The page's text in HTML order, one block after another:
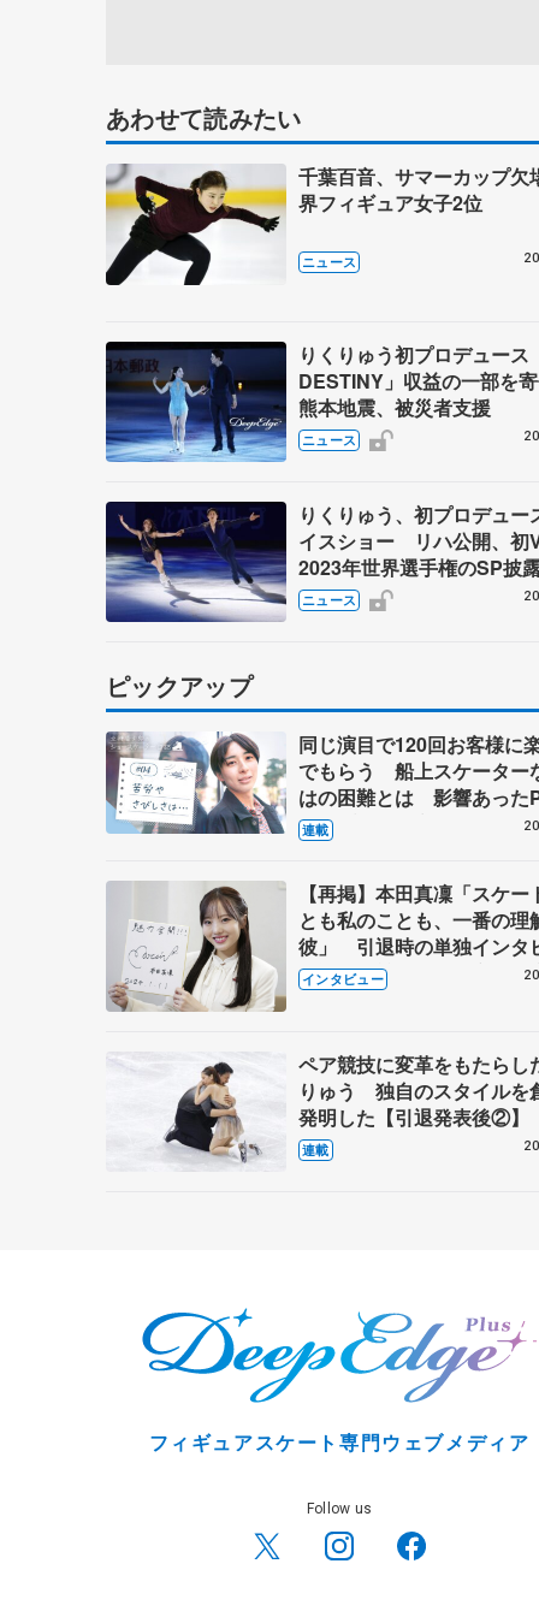
あわせて読みたい
千葉百音、サマーカップ
界フィギュア女子2位
ニュース
りくりゅう初プロデュース
DESTINY」収益の一部
熊本地震、被災者支援
ニュース
りくりゅう、初プロデュー
イスショー リハ公開、初
2023年世界選手権のSP
ゼボロ、チョクベイら豪華
ーが来日
ニュース
ピックアップ
同じ演目で120回お客様に
でもらう 船上スケーター
はの困難とは 影響あった
キャプテン松永さんの存在
連載
【再掲】本田真凜「スケー
とも私のことも、一番の理
彼」 引退時の単独インタ
で語った競技人生や家族、
これからの夢…
インタビュー
ペア競技に変革をもたらし
りゅう 独自のスタイルを
発明した【引退発表後②】
連載
フィギュアスケート専門ウェブメディア
Follow us